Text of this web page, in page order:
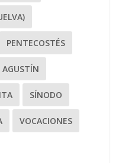
PENTECOSTÉS
AGUSTÍN
SÍNODO
VOCACIONES